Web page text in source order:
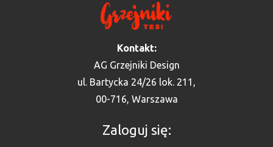
Kontakt:
AG Grzejniki Design
ul. Bartycka 24/26 lok. 211,
00-716, Warszawa
Zaloguj się: